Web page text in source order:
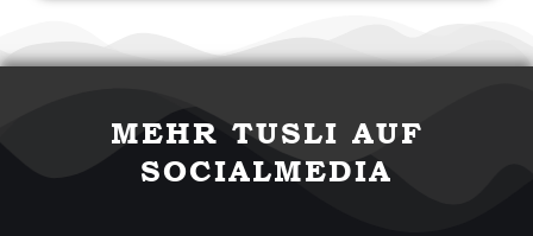
MEHR TUSLI AUF
SOCIALMEDIA